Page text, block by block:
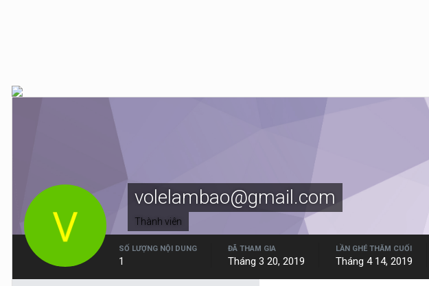
volelambao@gmail.com
Thành viên
SỐ LƯỢNG NỘI DUNG
1
ĐÃ THAM GIA
Tháng 3 20, 2019
LẦN GHÉ THĂM CUỐI
Tháng 4 14, 2019